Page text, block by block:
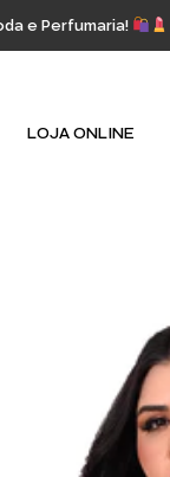
e Perfumaria!
LOJA ONLINE